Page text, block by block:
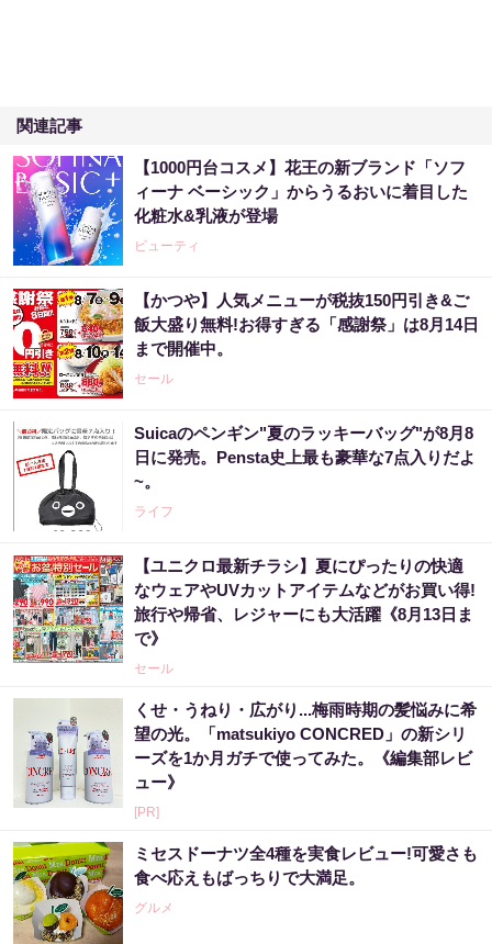
関連記事
【1000円台コスメ】花王の新ブランド「ソフ
ィーナ ベーシック」からうるおいに着目した
化粧水&乳液が登場
ビューティ
【かつや】人気メニューが税抜150円引き&ご
飯大盛り無料!お得すぎる「感謝祭」は8月14日
まで開催中。
セール
Suicaのペンギン"夏のラッキーバッグ"が8月8
日に発売。Pensta史上最も豪華な7点入りだよ
~。
ライフ
【ユニクロ最新チラシ】夏にぴったりの快適
なウェアやUVカットアイテムなどがお買い得!
旅行や帰省、レジャーにも大活躍《8月13日ま
で》
セール
くせ・うねり・広がり...梅雨時期の髪悩みに希
望の光。「matsukiyo CONCRED」の新シリ
ーズを1か月ガチで使ってみた。《編集部レビ
ュー》
[PR]
ミセスドーナツ全4種を実食レビュー!可愛さも
食べ応えもばっちりで大満足。
グルメ